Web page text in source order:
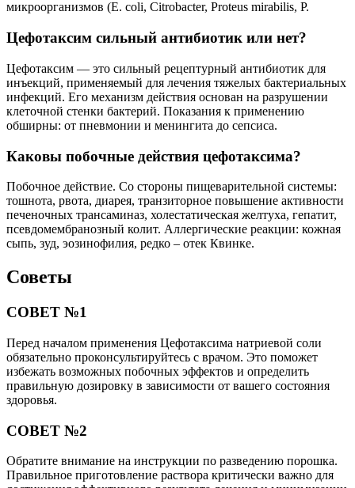
микроорганизмов (E. coli, Citrobacter, Proteus mirabilis, P.
Цефотаксим сильный антибиотик или нет?
Цефотаксим — это сильный рецептурный антибиотик для
инъекций, применяемый для лечения тяжелых бактериальных
инфекций. Его механизм действия основан на разрушении
клеточной стенки бактерий. Показания к применению
обширны: от пневмонии и менингита до сепсиса.
Каковы побочные действия цефотаксима?
Побочное действие. Со стороны пищеварительной системы:
тошнота, рвота, диарея, транзиторное повышение активности
печеночных трансаминаз, холестатическая желтуха, гепатит,
псевдомембранозный колит. Аллергические реакции: кожная
сыпь, зуд, эозинофилия, редко – отек Квинке.
Советы
СОВЕТ №1
Перед началом применения Цефотаксима натриевой соли
обязательно проконсультируйтесь с врачом. Это поможет
избежать возможных побочных эффектов и определить
правильную дозировку в зависимости от вашего состояния
здоровья.
СОВЕТ №2
Обратите внимание на инструкции по разведению порошка.
Правильное приготовление раствора критически важно для